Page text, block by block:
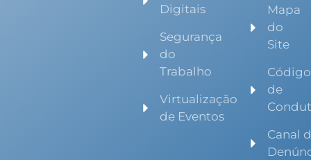
Digitais
Segurança
do
Trabalho
Virtualização
de Eventos
Mapa
do
Site
Código
de
Canal